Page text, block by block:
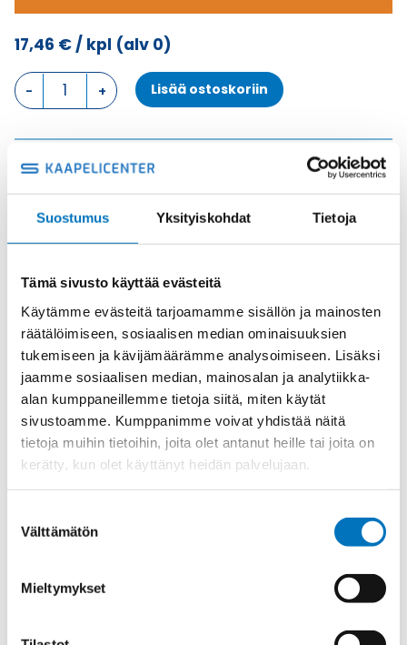
Suostumus Yksityiskohdat Tietoja
Tämä sivusto käyttää evästeitä
Käytämme evästeitä tarjoamamme sisällön ja mainosten
räätälöimiseen, sosiaalisen median ominaisuuksien
tukemiseen ja kävijämäärämme analysoimiseen. Lisäksi
jaamme sosiaalisen median, mainosalan ja analytiikka-
alan kumppaneillemme tietoja siitä, miten käytät
sivustoamme. Kumppanimme voivat yhdistää näitä
tietoja muihin tietoihin, joita olet antanut heille tai joita on
kerätty, kun olet käyttänyt heidän palvelujaan.
valinta
Välttämätön
Mieltymykset
17,46 €/ kpl (alv 0)
CSH
NAARAS
Lisää ostoskoriin
Yli 35kg:n toimituskulut toteutuneiden kulujen mukaan.
Valmistaja
ILME S.p.A
Koko
size "57.27"
Käyttölämpötila
'-40 °C...+125 °C
IP-luokka
IP20 without enclosure,
IP65/IP66/IP68/IP69 with enclosure
Uros/Naaras
Max. virta
16
materiaali
Hopeoitu